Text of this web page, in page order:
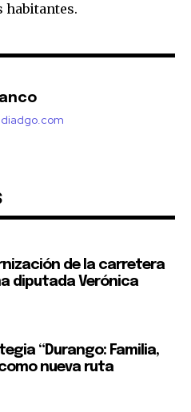
habitantes.
de la carretera
diputada Verónica
“Durango: Familia,
nueva ruta